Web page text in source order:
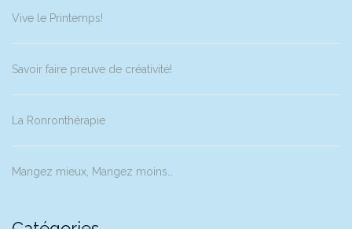
Vive le Printemps!
Savoir faire preuve de créativité!
La Ronronthérapie
Mangez mieux, Mangez moins…